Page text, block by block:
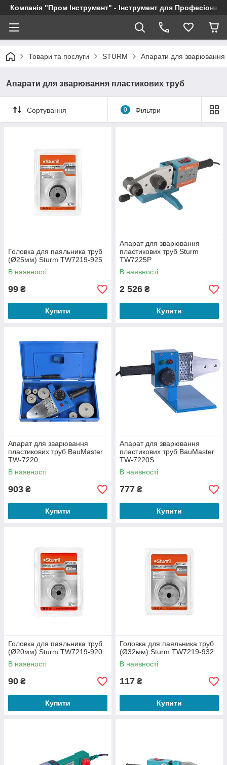
Компанія "Пром Інструмент" - Інструмент для
Товари та послуги STURM Апарати для зварювання
Апарати для зварювання пластикових труб
Сортування 0 Фільтри
Головка для паяльника труб
(Ø25мм) Sturm TW7219-925
В наявності
99 ₴
Купити
Апарат для зварювання
пластикових труб Sturm
TW7225P
В наявності
2 526 ₴
Купити
Апарат для зварювання
пластикових труб BauMaster
TW-7220
В наявності
903 ₴
Купити
Апарат для зварювання
пластикових труб BauMaster
TW-7220S
В наявності
777 ₴
Купити
Головка для паяльника труб
(Ø20мм) Sturm TW7219-920
В наявності
90 ₴
Купити
Головка для паяльника труб
(Ø32мм) Sturm TW7219-932
В наявності
117 ₴
Купити